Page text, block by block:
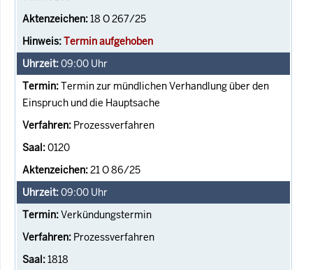
18 O 267/25
Termin aufgehoben
09:00 Uhr
Termin zur mündlichen Verhandlung über den
Einspruch und die Hauptsache
Prozessverfahren
0120
21 O 86/25
09:00 Uhr
Verkündungstermin
Prozessverfahren
1818